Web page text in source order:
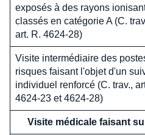
exposés à des rayons
classés en catégorie A (C.
art. R. 4624-28)
Visite intermédiaire des
risques faisant l'objet d'un
individuel renforcé (C. trav.,
4624-23 et 4624-28)
Visite médicale faisant